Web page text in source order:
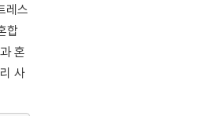
레스
합
혼
사